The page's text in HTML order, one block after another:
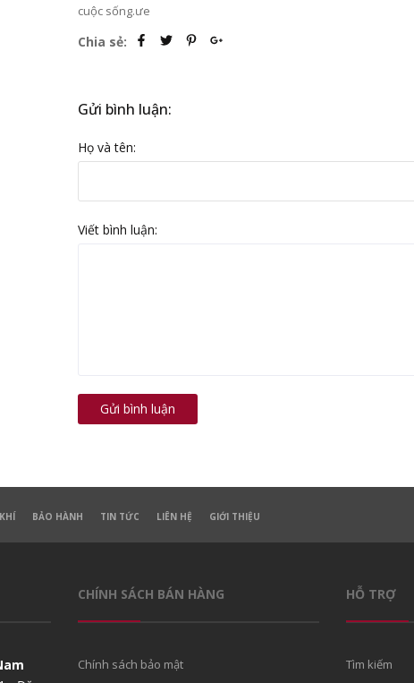
cuộc sống.ưe
Chia sẻ:
Gửi bình luận:
Họ và tên:
Viết bình luận:
Gửi bình luận
BẢO HÀNH TIN TỨC LIÊN HỆ GIỚI THIỆU
CHÍNH SÁCH BÁN HÀNG
Chính sách bảo mật
HỖ TRỢ
Tìm kiếm